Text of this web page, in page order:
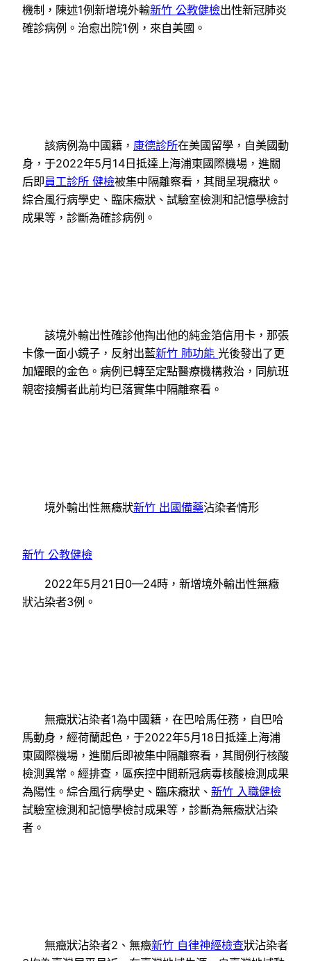
機制，陳述1例新增境外輸新竹 公教健檢出性新冠肺炎
確診病例。治愈出院1例，來自美國。
該病例為中國籍， 康德診所在美國留學，自美國動
身，于2022年5月14日抵達上海浦東國際機場，進關
后即員工診所 健檢被集中隔離察看，其間呈現癥狀。
綜合風行病學史、臨床癥狀、試驗室檢測和記憶學檢討
成果等，診斷為確診病例。
該境外輸出性確診他掏出他的純金箔信用卡，那張
卡像一面小鏡子，反射出藍新竹 肺功能 光後發出了更
加耀眼的金色。病例已轉至定點醫療機構救治，同航班
親密接觸者此前均已落實集中隔離察看。
境外輸出性無癥狀新竹 出國備藥沾染者情形
新竹 公教健檢
2022年5月21日0—24時，新增境外輸出性無癥
狀沾染者3例。
無癥狀沾染者1為中國籍，在巴哈馬任務，自巴哈
馬動身，經荷蘭起色，于2022年5月18日抵達上海浦
東國際機場，進關后即被集中隔離察看，其間例行核酸
檢測異常。經排查，區疾控中間新冠病毒核酸檢測成果
為陽性。綜合風行病學史、臨床癥狀、 新竹 入職健檢
試驗室檢測和記憶學檢討成果等，診斷為無癥狀沾染
者。
無癥狀沾染者2、無癥新竹 自律神經檢查狀沾染者